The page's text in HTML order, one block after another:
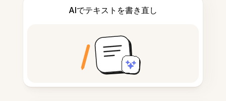
AIでテキストを書き直し